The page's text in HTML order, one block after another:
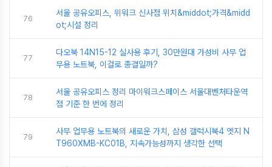
76
서울 공유오피스, 위워크 신사점 위치&middot;가격&midd
ot;시설 정리
77
다오북 14N15-12 실사용 후기, 30만원대 가성비 사무 업
무용 노트북, 이걸로 종결일까?
78
서울 공유오피스 정리 마이워크스페이스 서울대벤처타운역
점 기준 한 번에 정리
79
사무 업무용 노트북의 새로운 가치, 삼성 갤럭시북4 엣지 N
T960XMB-KC01B, 지속가능성까지 생각한 선택